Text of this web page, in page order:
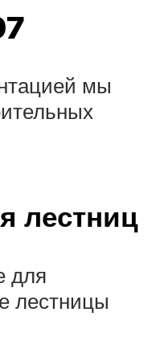
мы
лестниц
для
лестницы